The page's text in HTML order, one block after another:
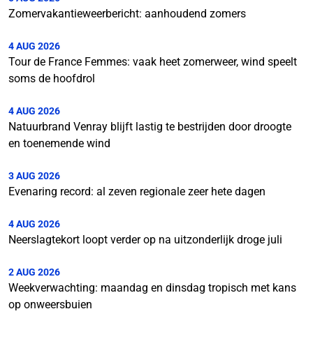
Zomervakantieweerbericht: aanhoudend zomers
4 AUG 2026
Tour de France Femmes: vaak heet zomerweer, wind speelt
soms de hoofdrol
4 AUG 2026
Natuurbrand Venray blijft lastig te bestrijden door droogte
en toenemende wind
3 AUG 2026
Evenaring record: al zeven regionale zeer hete dagen
4 AUG 2026
Neerslagtekort loopt verder op na uitzonderlijk droge juli
2 AUG 2026
Weekverwachting: maandag en dinsdag tropisch met kans
op onweersbuien